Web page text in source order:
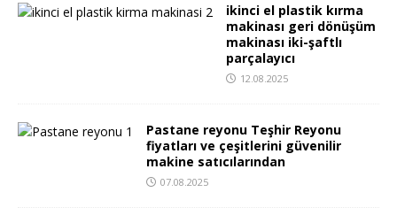
ikinci el plastik kırma
makinası geri dönüşüm
makinası iki-şaftlı
parçalayıcı
12.08.2025
Pastane reyonu Teşhir Reyonu
fiyatları ve çeşitlerini güvenilir
makine satıcılarından
07.08.2025